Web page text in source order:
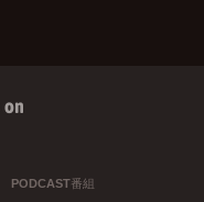
PODCAST番組